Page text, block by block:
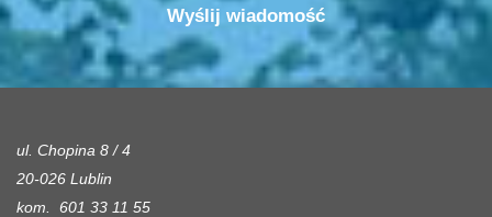
ul. Chopina 8 / 4
20-026 Lublin
kom. 601 33 11 55